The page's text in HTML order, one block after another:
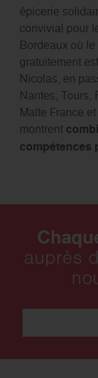
épicerie
convivial pour
Bordeaux où
gratuitement
Nicolas, en
Nantes, Tours,
Malte France
montrent
compétences
auprès